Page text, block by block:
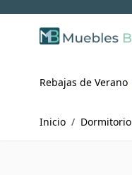
Skip to Content
Rebajas de Verano
Inicio / Dormitorio